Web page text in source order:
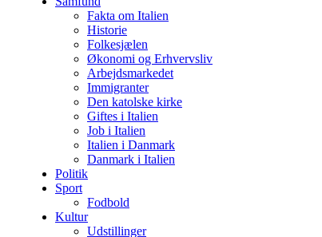
Fakta om Italien
Historie
Folkesjælen
Økonomi og Erhvervsliv
Arbejdsmarkedet
Immigranter
Den katolske kirke
Giftes i Italien
Job i Italien
Italien i Danmark
Danmark i Italien
Politik
Sport
Fodbold
Kultur
Udstillinger